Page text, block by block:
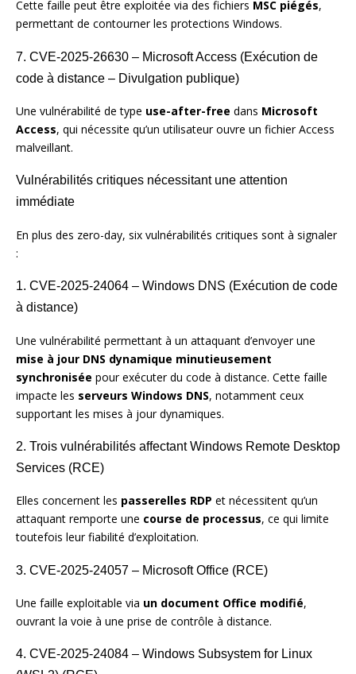
Cette faille peut être exploitée via des fichiers MSC piégés,
permettant de contourner les protections Windows.
7. CVE-2025-26630 – Microsoft Access (Exécution de
code à distance – Divulgation publique)
Une vulnérabilité de type use-after-free dans Microsoft
Access, qui nécessite qu’un utilisateur ouvre un fichier Access
malveillant.
Vulnérabilités critiques nécessitant une attention
immédiate
En plus des zero-day, six vulnérabilités critiques sont à signaler
:
1. CVE-2025-24064 – Windows DNS (Exécution de code
à distance)
Une vulnérabilité permettant à un attaquant d’envoyer une
mise à jour DNS dynamique minutieusement
synchronisée pour exécuter du code à distance. Cette faille
impacte les serveurs Windows DNS, notamment ceux
supportant les mises à jour dynamiques.
2. Trois vulnérabilités affectant Windows Remote Desktop
Services (RCE)
Elles concernent les passerelles RDP et nécessitent qu’un
attaquant remporte une course de processus, ce qui limite
toutefois leur fiabilité d’exploitation.
3. CVE-2025-24057 – Microsoft Office (RCE)
Une faille exploitable via un document Office modifié,
ouvrant la voie à une prise de contrôle à distance.
4. CVE-2025-24084 – Windows Subsystem for Linux